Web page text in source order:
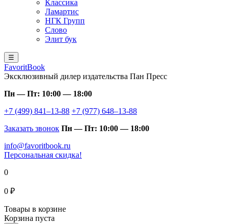
Классика
Ламартис
НГК Групп
Слово
Элит бук
☰
FavoritBook
Эксклюзивный дилер издательства Пан Пресс
Пн — Пт: 10:00 — 18:00
+7 (499) 841–13-88 +7 (977) 648–13-88
Заказать звонок Пн — Пт: 10:00 — 18:00
info@favoritbook.ru
Персональная скидка!
0
0 ₽
Товары в корзине
Корзина пуста